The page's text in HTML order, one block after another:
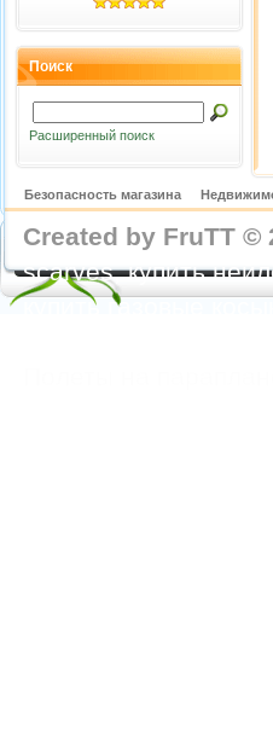
Поиск
Расширенный поиск
Безопасность магазина
Created by FruTT ©
scarves, купить
купить газовые